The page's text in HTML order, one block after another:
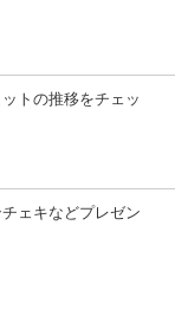
トの推移をチェッ
ェキなどプレゼン